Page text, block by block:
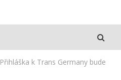
Přihláška k Trans Germany bude